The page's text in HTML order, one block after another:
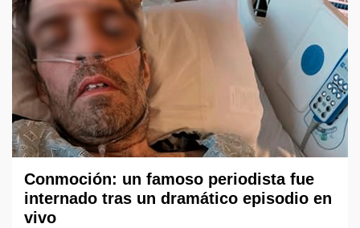
Conmoción: un famoso periodista fue
internado tras un dramático episodio en
vivo